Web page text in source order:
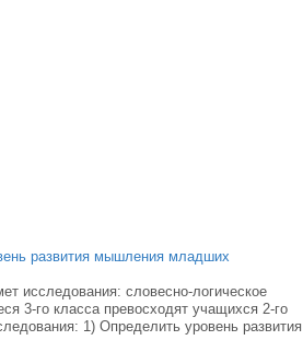
развития мышления младших
исследования: словесно-логическое
3-го класса превосходят учащихся 2-го
1) Определить уровень развития